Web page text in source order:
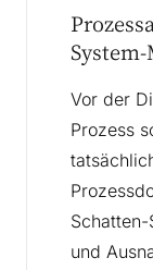
Vor der
Prozess
und